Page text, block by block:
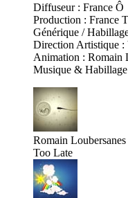
Diffuseur : France Ô
Production : France
Générique /
Direction Artistique :
Animation : Romain
Musique &
Romain Loubersanes
Too Late